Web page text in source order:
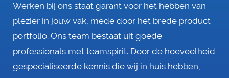
Werken bij ons staat garant voor het hebben van
plezier in jouw vak, mede door het brede product
portfolio. Ons team bestaat uit goede
professionals met teamspirit. Door de hoeveelheid
gespecialiseerde kennis die wij in huis hebben,